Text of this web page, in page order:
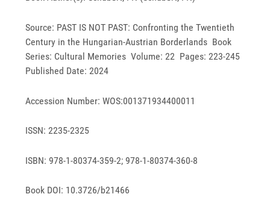
Source: PAST IS NOT PAST: Confronting the Twentieth
Century in the Hungarian-Austrian Borderlands Book
Series: Cultural Memories Volume: 22 Pages: 223-245
Published Date: 2024
Accession Number: WOS:001371934400011
ISSN: 2235-2325
ISBN: 978-1-80374-359-2; 978-1-80374-360-8
Book DOI: 10.3726/b21466